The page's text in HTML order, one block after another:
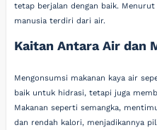
tetap berjalan dengan baik.
manusia terdiri dari air.
Kaitan Antara Air dan
Mengonsumsi makanan kaya air
baik untuk hidrasi, tetapi juga
Makanan seperti semangka,
dan rendah kalori, menjadikannya